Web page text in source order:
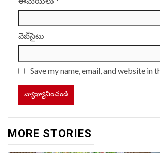
వెబ్‌సైటు
Save my name, email, and website
MORE STORIES